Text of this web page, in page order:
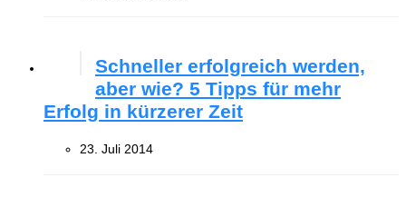
Schneller erfolgreich werden,
aber wie? 5 Tipps für mehr
Erfolg in kürzerer Zeit
23. Juli 2014